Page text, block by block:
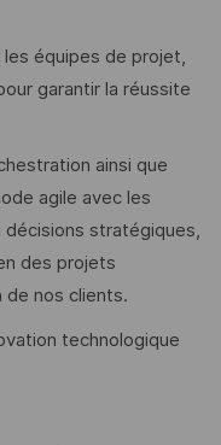
équipes de projet,
garantir la réussite
ainsi que
agile avec les
décisions stratégiques,
des projets
nos clients.
technologique